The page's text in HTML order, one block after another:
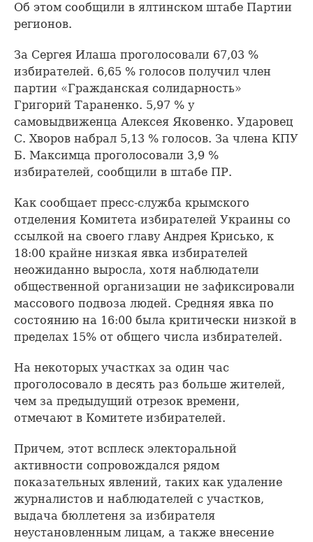
Об этом сообщили в ялтинском штабе Партии
регионов.
За Сергея Илаша проголосовали 67,03 %
избирателей. 6,65 % голосов получил член
партии «Гражданская солидарность»
Григорий Тараненко. 5,97 % у
самовыдвиженца Алексея Яковенко. Ударовец
С. Хворов набрал 5,13 % голосов. За члена КПУ
Б. Максимца проголосовали 3,9 %
избирателей, сообщили в штабе ПР.
Как сообщает пресс-служба крымского
отделения Комитета избирателей Украины со
ссылкой на своего главу Андрея Крисько, к
18:00 крайне низкая явка избирателей
неожиданно выросла, хотя наблюдатели
общественной организации не зафиксировали
массового подвоза людей. Средняя явка по
состоянию на 16:00 была критически низкой в
пределах 15% от общего числа избирателей.
На некоторых участках за один час
проголосовало в десять раз больше жителей,
чем за предыдущий отрезок времени,
отмечают в Комитете избирателей.
Причем, этот всплеск электоральной
активности сопровождался рядом
показательных явлений, таких как удаление
журналистов и наблюдателей с участков,
выдача бюллетеня за избирателя
неустановленным лицам, а также внесение